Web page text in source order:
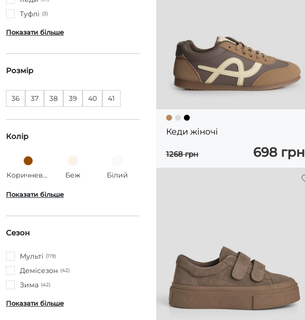
Туфлі (3)
Показати більше
Розмір
36 37 38 39 40 41
Колір
Коричневий Беж Білий
Показати більше
Сезон
Мульті (119)
Демісезон (42)
Зима (42)
Показати більше
Кеди жіночі
698 грн
1268 грн